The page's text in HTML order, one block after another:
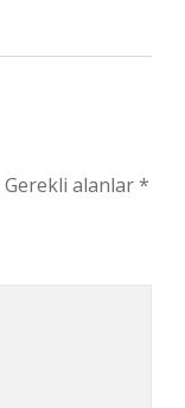
Gerekli alanlar*